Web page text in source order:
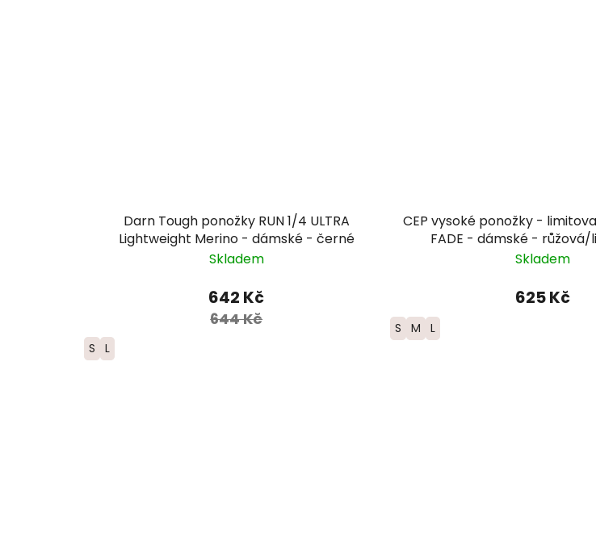
Darn Tough ponožky RUN 1/4 ULTRA
Lightweight Merino - dámské - černé
Skladem
642 Kč
644 Kč
S L
CEP vysoké ponožky -
FADE - dámské -
Skladem
625 Kč
S M L